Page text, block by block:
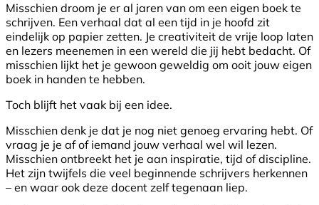
Misschien droom je er al jaren van om een eigen boek te
schrijven. Een verhaal dat al een tijd in je hoofd zit
eindelijk op papier zetten. Je creativiteit de vrije loop laten
en lezers meenemen in een wereld die jij hebt bedacht. Of
misschien lijkt het je gewoon geweldig om ooit jouw eigen
boek in handen te hebben.
Toch blijft het vaak bij een idee.
Misschien denk je dat je nog niet genoeg ervaring hebt. Of
vraag je je af of iemand jouw verhaal wel wil lezen.
Misschien ontbreekt het je aan inspiratie, tijd of discipline.
Het zijn twijfels die veel beginnende schrijvers herkennen
– en waar ook deze docent zelf tegenaan liep.